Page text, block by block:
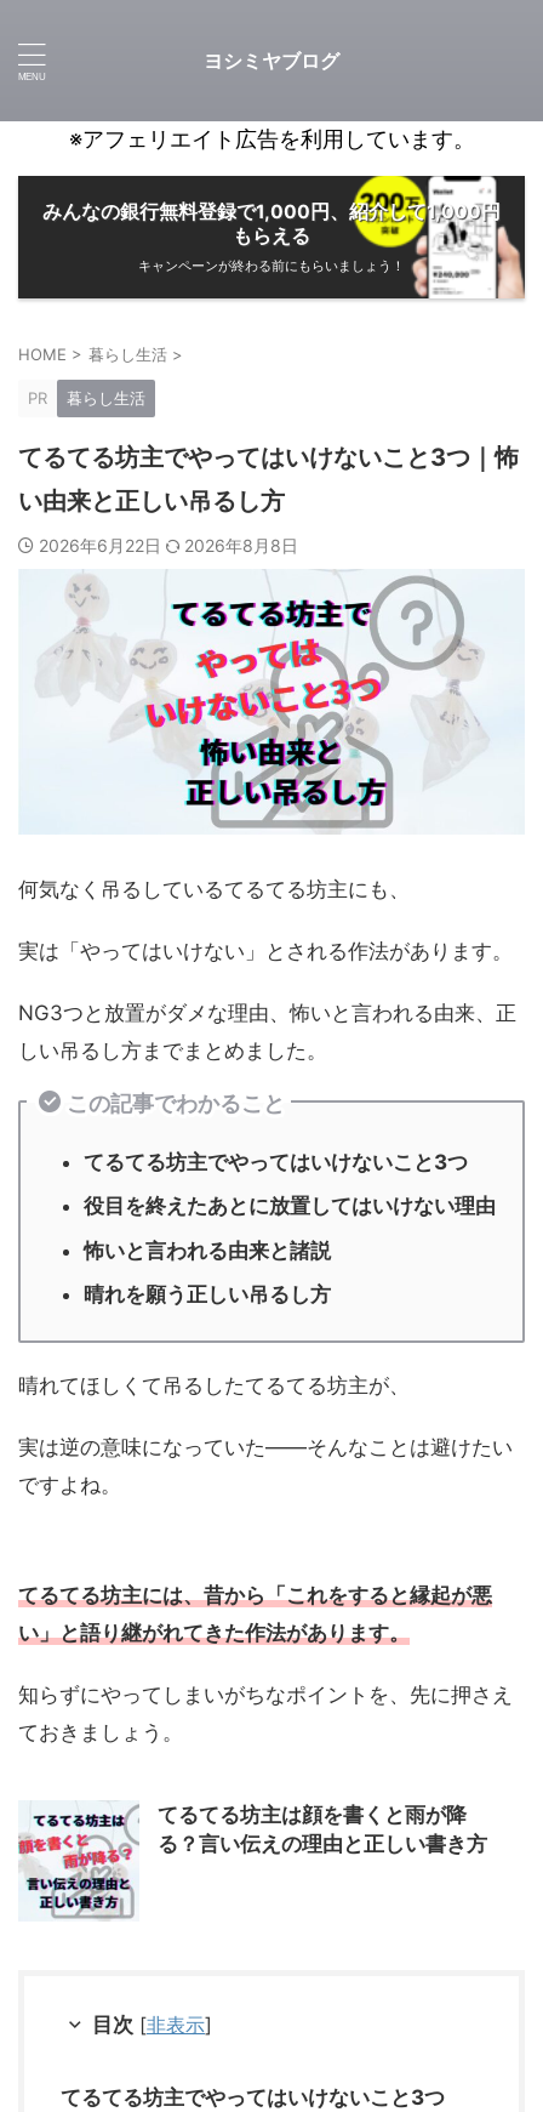
ヨシミヤブログ
※アフェリエイト広告を利用しています。
みんなの銀行無料登録で1,000円、紹介して1,000円
もらえる
キャンペーンが終わる前にもらいましょう！
HOME > 暮らし生活 >
PR 暮らし生活
てるてる坊主でやってはいけないこと3つ｜怖
い由来と正しい吊るし方
2026年6月22日 2026年8月8日
何気なく吊るしているてるてる坊主にも、
実は「やってはいけない」とされる作法があります。
NG3つと放置がダメな理由、怖いと言われる由来、正
しい吊るし方までまとめました。
この記事でわかること
てるてる坊主でやってはいけないこと3つ
役目を終えたあとに放置してはいけない理由
怖いと言われる由来と諸説
晴れを願う正しい吊るし方
晴れてほしくて吊るしたてるてる坊主が、
実は逆の意味になっていた——そんなことは避けたい
ですよね。
てるてる坊主には、昔から「これをすると縁起が悪
い」と語り継がれてきた作法があります。
知らずにやってしまいがちなポイントを、先に押さえ
ておきましょう。
てるてる坊主は顔を書くと雨が降
る？言い伝えの理由と正しい書き方
目次 [非表示]
てるてる坊主でやってはいけないこと3つ